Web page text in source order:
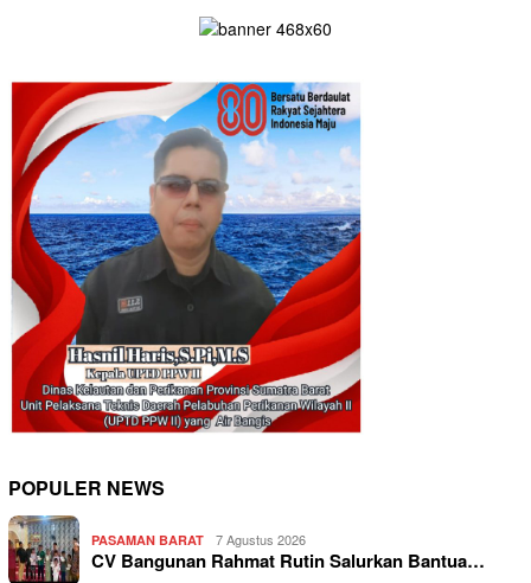
POPULER NEWS
PASAMAN BARAT 7 Agustus 2026
CV Bangunan Rahmat Rutin Salurkan Bantua…